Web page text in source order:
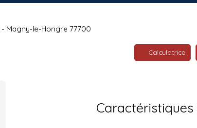
Magny-le-Hongre 77700
Calculatrice
Caractéristiques